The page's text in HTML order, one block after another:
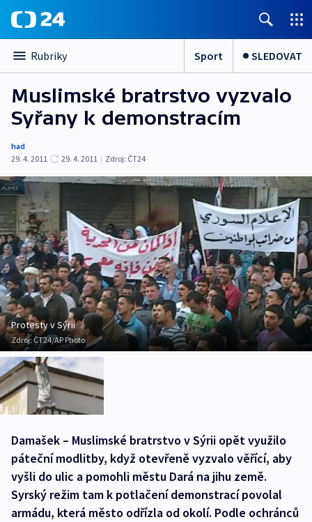
Rubriky Sport SLEDOVAT
Muslimské bratrstvo vyzvalo
Syřany k demonstracím
had
29. 4. 2011
29. 4. 2011 | Zdroj: ČT24
Protesty v Sýrii
Zdroj:ČT24/AP Photo
Damašek – Muslimské bratrstvo v Sýrii opět využilo
páteční modlitby, když otevřeně vyzvalo věřící, aby
vyšli do ulic a pomohli městu Dará na jihu země.
Syrský režim tam k potlačení demonstrací povolal
armádu, která město odřízla od okolí. Podle ochránců